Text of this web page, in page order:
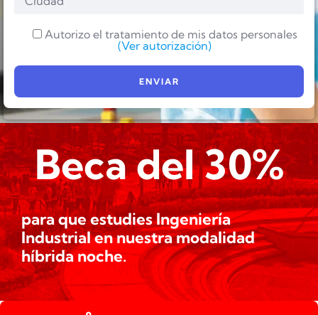
Autorizo el tratamiento de mis datos personales
(Ver autorización)
Beca del 30%
para que estudies Ingeniería
Industrial en nuestra modalidad
híbrida noche.